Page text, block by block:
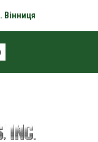
Вінниця